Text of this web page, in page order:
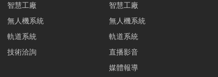
智慧工廠
無人機系統
軌道系統
技術洽詢
智慧工廠
無人機系統
軌道系統
直播影音
媒體報導